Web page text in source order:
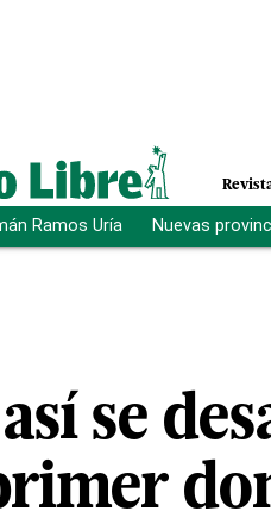
Ramos Uría Nuevas
se